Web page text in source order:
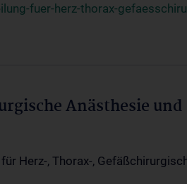
fuer-herz-thorax-
Anästhesie und
Herz-, Thorax-,